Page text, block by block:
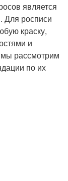
является
Для росписи
краску,
и
рассмотрим
по их